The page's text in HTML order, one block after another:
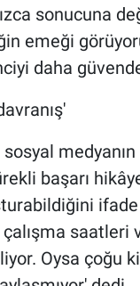
sonucuna
emeği
daha
medyanın
başarı
saatleri
Oysa çoğu